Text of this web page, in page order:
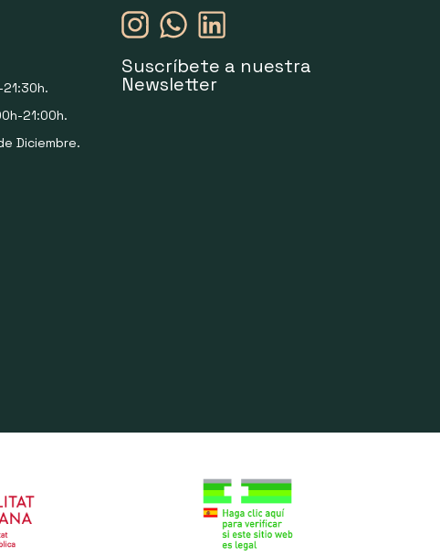
21:00h.
Diciembre.
Suscríbete a nuestra
Newsletter